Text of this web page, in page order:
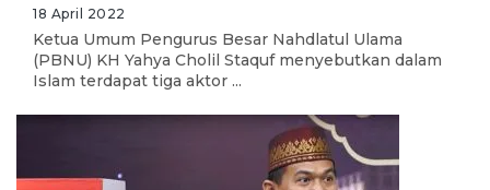
18 April 2022
Ketua Umum Pengurus Besar Nahdlatul Ulama
(PBNU) KH Yahya Cholil Staquf menyebutkan dalam
Islam terdapat tiga aktor ...